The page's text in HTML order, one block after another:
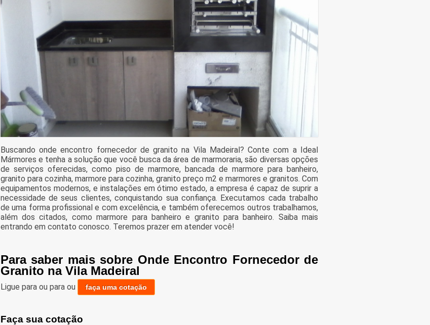
Buscando onde encontro fornecedor de granito na Vila Madeiral? Conte com a Ideal
Mármores e tenha a solução que você busca da área de marmoraria, são diversas opções
de serviços oferecidas, como piso de marmore, bancada de marmore para banheiro,
granito para cozinha, marmore para cozinha, granito preço m2 e marmores e granitos. Com
equipamentos modernos, e instalações em ótimo estado, a empresa é capaz de suprir a
necessidade de seus clientes, conquistando sua confiança. Executamos cada trabalho
de uma forma profissional e com excelência, e também oferecemos outros trabalhamos,
além dos citados, como marmore para banheiro e granito para banheiro. Saiba mais
entrando em contato conosco. Teremos prazer em atender você!
Para saber mais sobre Onde Encontro Fornecedor de
Granito na Vila Madeiral
Ligue para ou para ou faça uma cotação
Faça sua cotação